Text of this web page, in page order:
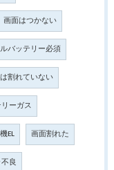
画面はつかない
バッテリー必須
割れていない
ーガス
EL 画面割れた
良